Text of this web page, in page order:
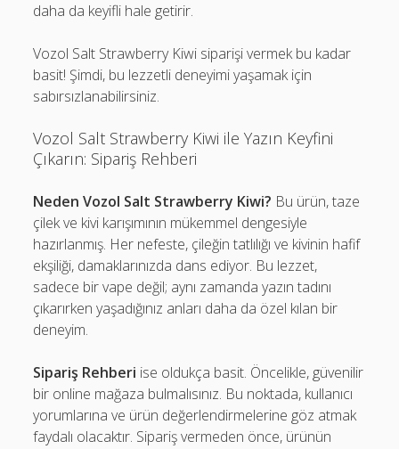
daha da keyifli hale getirir.
Vozol Salt Strawberry Kiwi siparişi vermek bu kadar
basit! Şimdi, bu lezzetli deneyimi yaşamak için
sabırsızlanabilirsiniz.
Vozol Salt Strawberry Kiwi ile Yazın Keyfini
Çıkarın: Sipariş Rehberi
Neden Vozol Salt Strawberry Kiwi? Bu ürün, taze
çilek ve kivi karışımının mükemmel dengesiyle
hazırlanmış. Her nefeste, çileğin tatlılığı ve kivinin hafif
ekşiliği, damaklarınızda dans ediyor. Bu lezzet,
sadece bir vape değil; aynı zamanda yazın tadını
çıkarırken yaşadığınız anları daha da özel kılan bir
deneyim.
Sipariş Rehberi ise oldukça basit. Öncelikle, güvenilir
bir online mağaza bulmalısınız. Bu noktada, kullanıcı
yorumlarına ve ürün değerlendirmelerine göz atmak
faydalı olacaktır. Sipariş vermeden önce, ürünün